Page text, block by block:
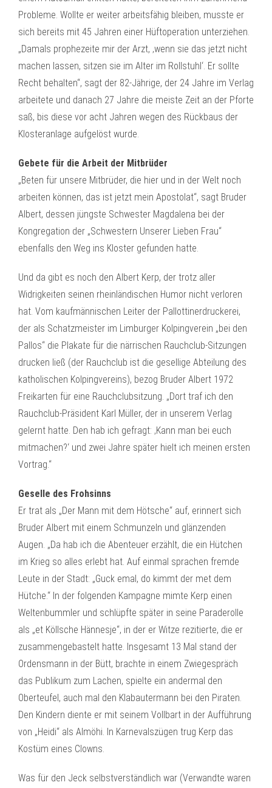
Probleme. Wollte er weiter arbeitsfähig bleiben, musste er
sich bereits mit 45 Jahren einer Hüftoperation unterziehen.
„Damals prophezeite mir der Arzt, ‚wenn sie das jetzt nicht
machen lassen, sitzen sie im Alter im Rollstuhl‘. Er sollte
Recht behalten“, sagt der 82-Jährige, der 24 Jahre im Verlag
arbeitete und danach 27 Jahre die meiste Zeit an der Pforte
saß, bis diese vor acht Jahren wegen des Rückbaus der
Klosteranlage aufgelöst wurde.
Gebete für die Arbeit der Mitbrüder
„Beten für unsere Mitbrüder, die hier und in der Welt noch
arbeiten können, das ist jetzt mein Apostolat“, sagt Bruder
Albert, dessen jüngste Schwester Magdalena bei der
Kongregation der „Schwestern Unserer Lieben Frau“
ebenfalls den Weg ins Kloster gefunden hatte.
Und da gibt es noch den Albert Kerp, der trotz aller
Widrigkeiten seinen rheinländischen Humor nicht verloren
hat. Vom kaufmännischen Leiter der Pallottinerdruckerei,
der als Schatzmeister im Limburger Kolpingverein „bei den
Pallos“ die Plakate für die närrischen Rauchclub-Sitzungen
drucken ließ (der Rauchclub ist die gesellige Abteilung des
katholischen Kolpingvereins), bezog Bruder Albert 1972
Freikarten für eine Rauchclubsitzung. „Dort traf ich den
Rauchclub-Präsident Karl Müller, der in unserem Verlag
gelernt hatte. Den hab ich gefragt: ‚Kann man bei euch
mitmachen?‘ und zwei Jahre später hielt ich meinen ersten
Vortrag.“
Geselle des Frohsinns
Er trat als „Der Mann mit dem Hötsche“ auf, erinnert sich
Bruder Albert mit einem Schmunzeln und glänzenden
Augen. „Da hab ich die Abenteuer erzählt, die ein Hütchen
im Krieg so alles erlebt hat. Auf einmal sprachen fremde
Leute in der Stadt: „Guck emal, do kimmt der met dem
Hütche.“ In der folgenden Kampagne mimte Kerp einen
Weltenbummler und schlüpfte später in seine Paraderolle
als „et Köllsche Hännesje“, in der er Witze rezitierte, die er
zusammengebastelt hatte. Insgesamt 13 Mal stand der
Ordensmann in der Bütt, brachte in einem Zwiegespräch
das Publikum zum Lachen, spielte ein andermal den
Oberteufel, auch mal den Klabautermann bei den Piraten.
Den Kindern diente er mit seinem Vollbart in der Aufführung
von „Heidi“ als Almöhi. In Karnevalszügen trug Kerp das
Kostüm eines Clowns.
Was für den Jeck selbstverständlich war (Verwandte waren